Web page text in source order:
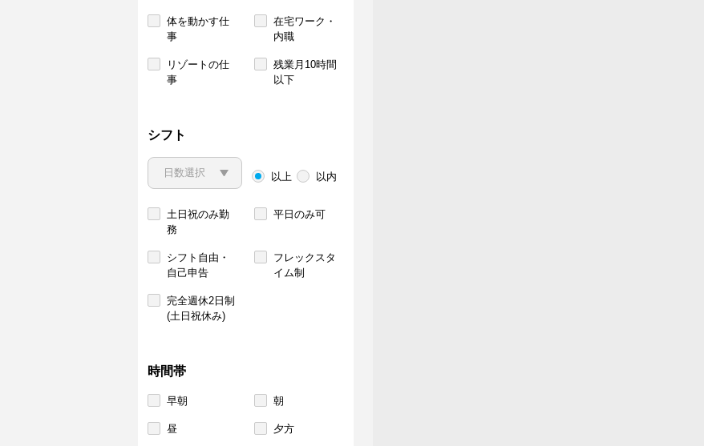
体を動かす仕
事
在宅ワーク・
内職
リゾートの仕
事
残業月10時間
以下
シフト
以上 以内
土日祝のみ勤
務
平日のみ可
シフト自由・
自己申告
フレックスタ
イム制
完全週休2日制
(土日祝休み)
時間帯
早朝 朝
昼 夕方